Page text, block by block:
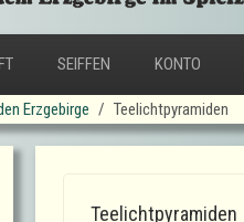
SEIFFEN KONTO
Erzgebirge Teelichtpyramiden
Teelichtpyramiden